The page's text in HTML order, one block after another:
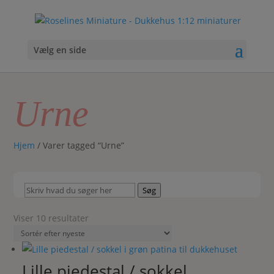
Vælg en side
Urne
Hjem / Varer tagged “Urne”
Skriv
du
søger
her
Søg
Viser 10 resultater
seneste